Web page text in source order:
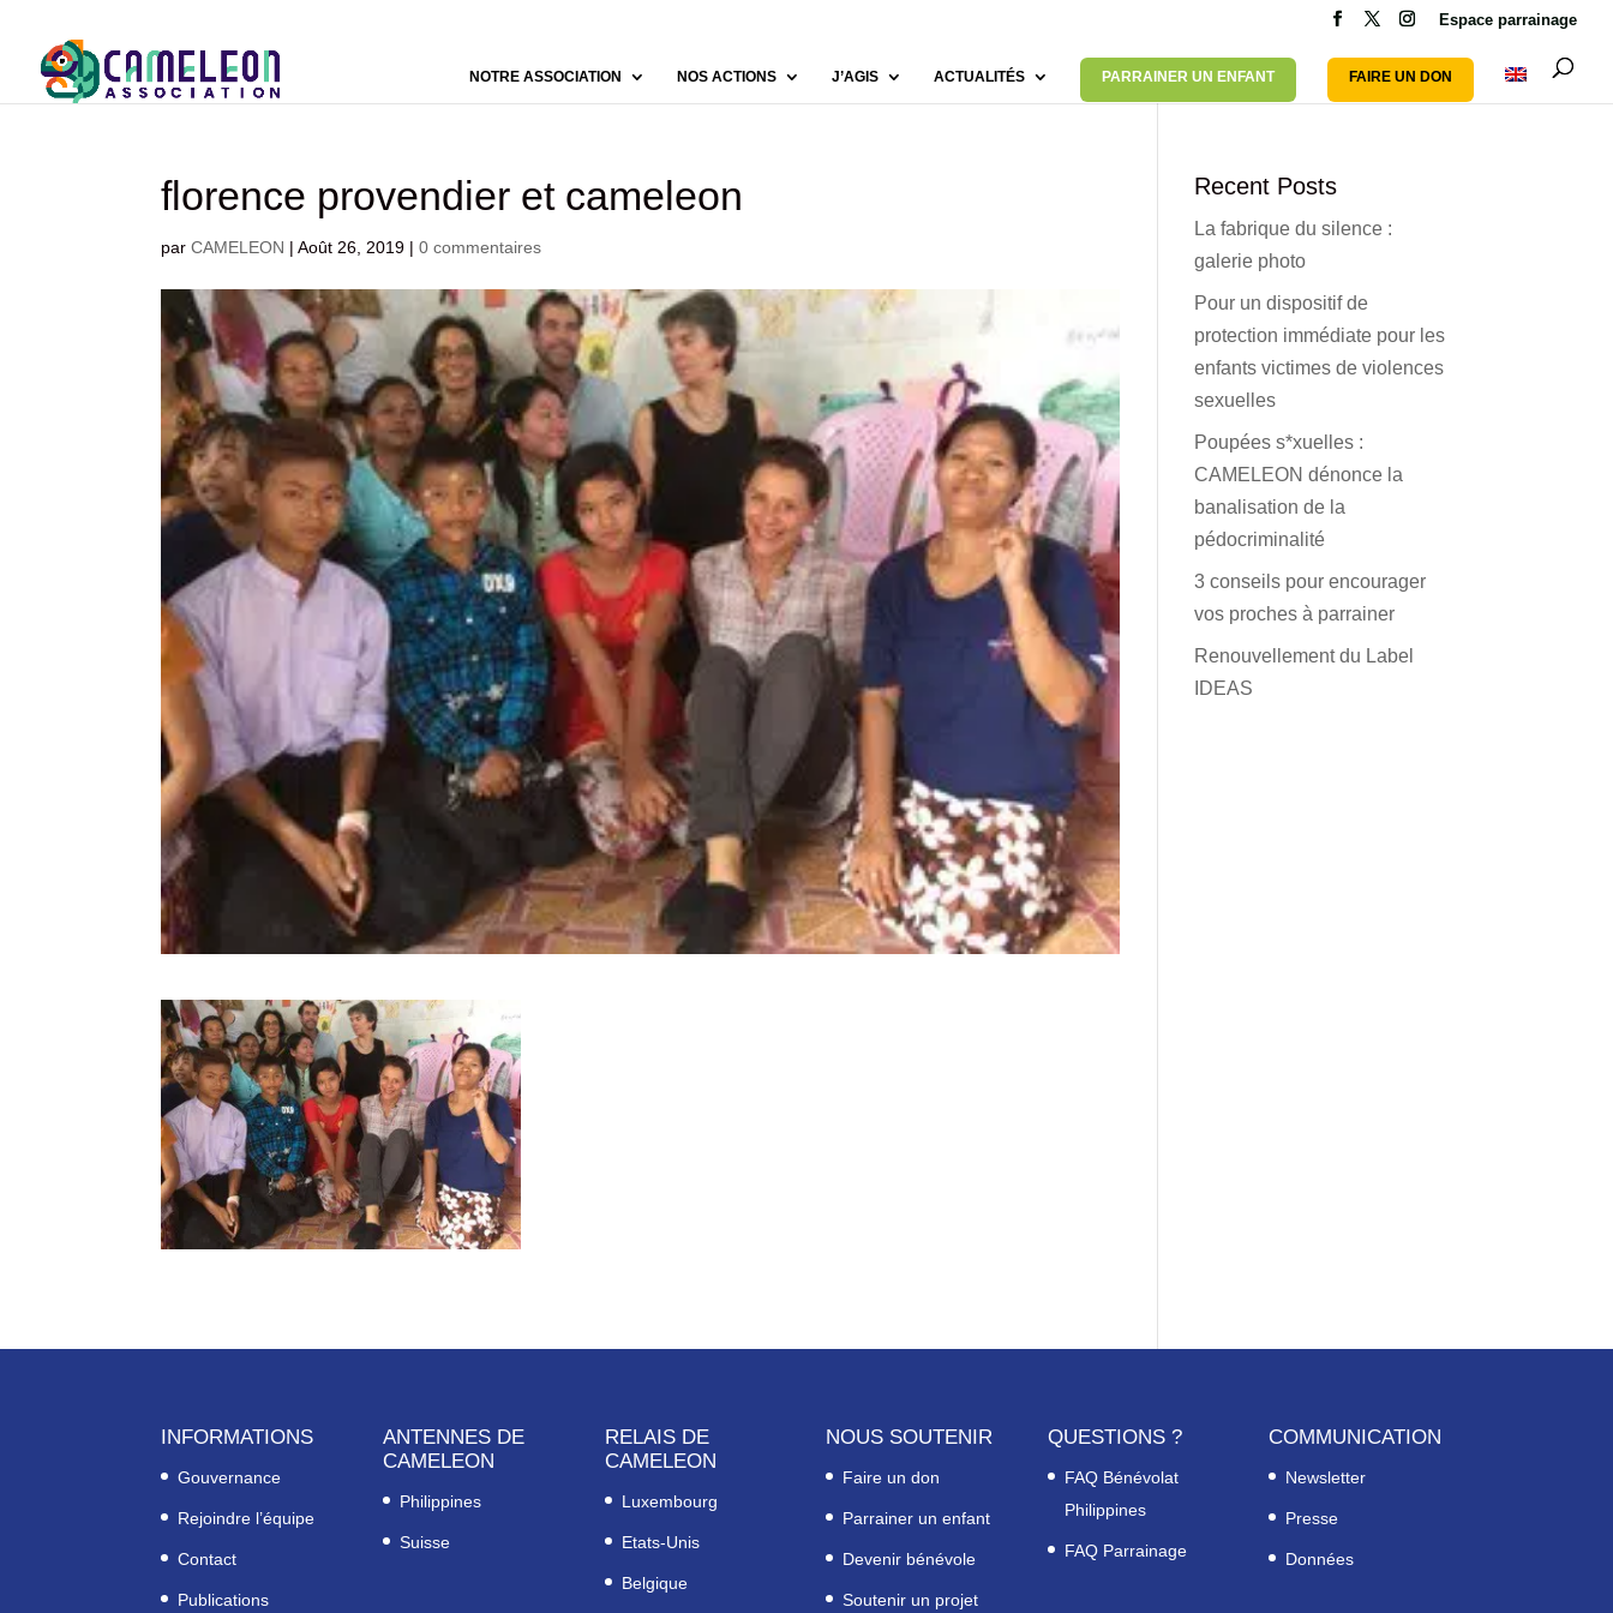
Espace parrainage
NOTRE ASSOCIATION NOS ACTIONS J’AGIS ACTUALITÉS PARRAINER UN ENFANT FAIRE UN DON
florence provendier et cameleon
parCAMELEON |Août 26, 2019 |0 commentaires
Recent Posts
La fabrique du silence :
galerie photo
Pour un dispositif de
protection immédiate pour les
enfants victimes de violences
sexuelles
Poupées s*xuelles :
CAMELEON dénonce la
banalisation de la
pédocriminalité
3 conseils pour encourager
vos proches à parrainer
Renouvellement du Label
IDEAS
INFORMATIONS
Gouvernance
Rejoindre l’équipe
Contact
Publications
ANTENNES DE
CAMELEON
Philippines
Suisse
RELAIS DE
CAMELEON
Luxembourg
Etats-Unis
Belgique
NOUS SOUTENIR
Faire un don
Parrainer un enfant
Devenir bénévole
Soutenir un projet
QUESTIONS ?
FAQ Bénévolat
Philippines
FAQ Parrainage
COMMUNICATION
Newsletter
Presse
Données